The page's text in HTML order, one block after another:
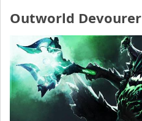
Outworld Devourer